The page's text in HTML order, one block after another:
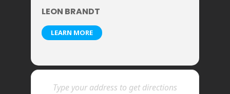
LEON BRANDT
LEARN MORE